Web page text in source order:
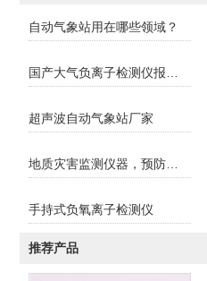
自动气象站用在哪些领域？
国产大气负离子检测仪报价是多少？
超声波自动气象站厂家
地质灾害监测仪器，预防地质灾害
手持式负氧离子检测仪
推荐产品